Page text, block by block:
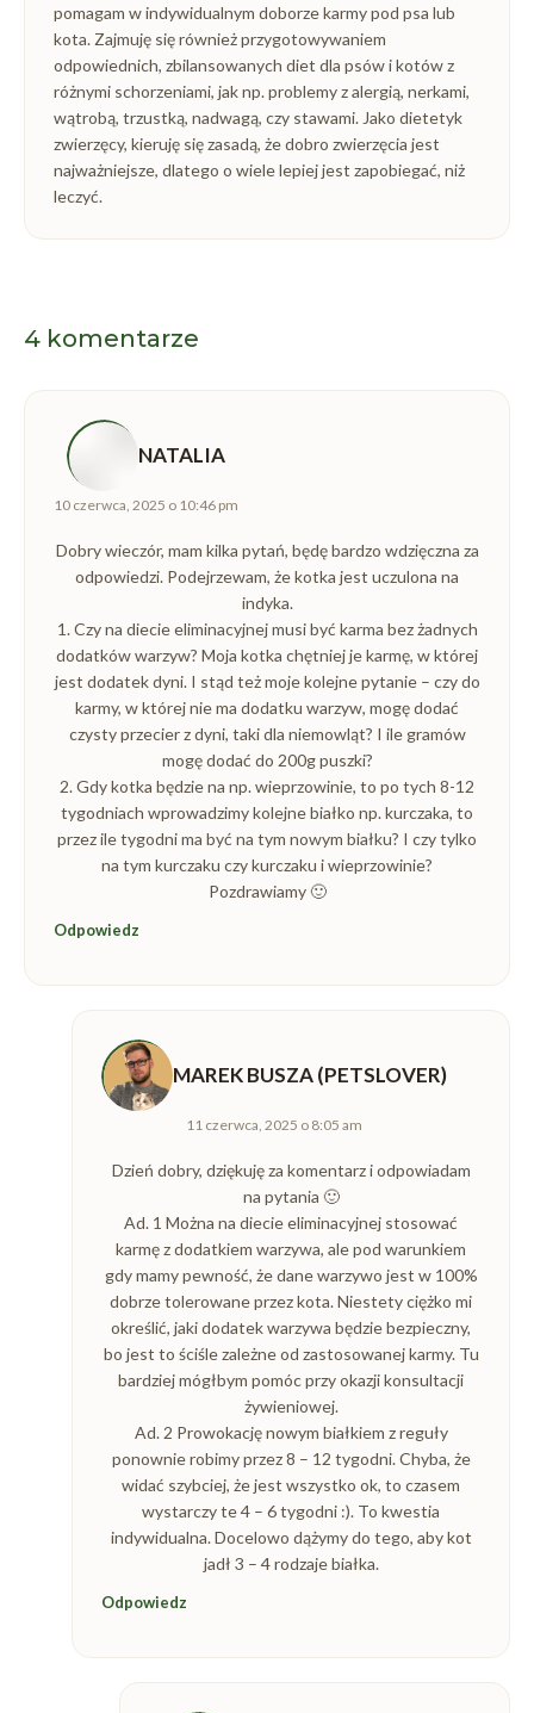
pomagam w indywidualnym doborze karmy pod psa lub
kota. Zajmuję się również przygotowywaniem
odpowiednich, zbilansowanych diet dla psów i kotów z
różnymi schorzeniami, jak np. problemy z alergią, nerkami,
wątrobą, trzustką, nadwagą, czy stawami. Jako dietetyk
zwierzęcy, kieruję się zasadą, że dobro zwierzęcia jest
najważniejsze, dlatego o wiele lepiej jest zapobiegać, niż
leczyć.
4 komentarze
NATALIA
napisał(a):
10 czerwca, 2025 o 10:46 pm
Dobry wieczór, mam kilka pytań, będę bardzo wdzięczna za
odpowiedzi. Podejrzewam, że kotka jest uczulona na
indyka.
1. Czy na diecie eliminacyjnej musi być karma bez żadnych
dodatków warzyw? Moja kotka chętniej je karmę, w której
jest dodatek dyni. I stąd też moje kolejne pytanie – czy do
karmy, w której nie ma dodatku warzyw, mogę dodać
czysty przecier z dyni, taki dla niemowląt? I ile gramów
mogę dodać do 200g puszki?
2. Gdy kotka będzie na np. wieprzowinie, to po tych 8-12
tygodniach wprowadzimy kolejne białko np. kurczaka, to
przez ile tygodni ma być na tym nowym białku? I czy tylko
na tym kurczaku czy kurczaku i wieprzowinie?
Pozdrawiamy 🙂
Odpowiedz
MAREK BUSZA (PETSLOVER)
napisał(a):
11 czerwca, 2025 o 8:05 am
Dzień dobry, dziękuję za komentarz i odpowiadam
na pytania 🙂
Ad. 1 Można na diecie eliminacyjnej stosować
karmę z dodatkiem warzywa, ale pod warunkiem
gdy mamy pewność, że dane warzywo jest w 100%
dobrze tolerowane przez kota. Niestety ciężko mi
określić, jaki dodatek warzywa będzie bezpieczny,
bo jest to ściśle zależne od zastosowanej karmy. Tu
bardziej mógłbym pomóc przy okazji konsultacji
żywieniowej.
Ad. 2 Prowokację nowym białkiem z reguły
ponownie robimy przez 8 – 12 tygodni. Chyba, że
widać szybciej, że jest wszystko ok, to czasem
wystarczy te 4 – 6 tygodni :). To kwestia
indywidualna. Docelowo dążymy do tego, aby kot
jadł 3 – 4 rodzaje białka.
Odpowiedz